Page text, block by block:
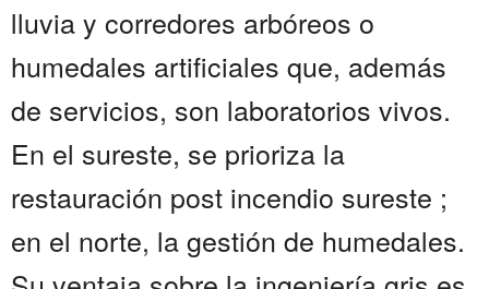
lluvia y corredores arbóreos o
humedales artificiales que, además
de servicios, son laboratorios vivos.
En el sureste, se prioriza la
restauración post incendio sureste ;
en el norte, la gestión de humedales.